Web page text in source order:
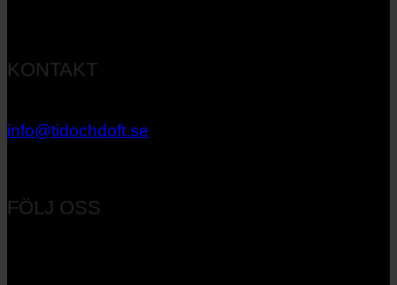
KONTAKT
info@tidochdoft.se
FÖLJ OSS